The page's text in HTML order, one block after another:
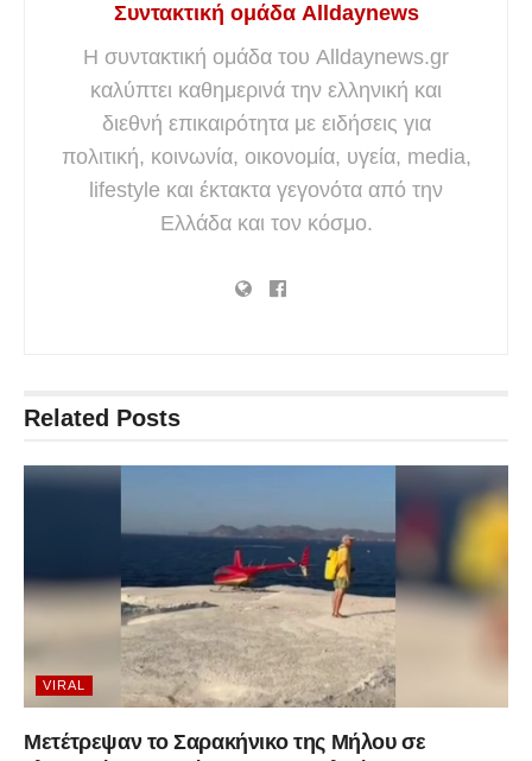
Συντακτική ομάδα Alldaynews
Η συντακτική ομάδα του Alldaynews.gr
καλύπτει καθημερινά την ελληνική και
διεθνή επικαιρότητα με ειδήσεις για
πολιτική, κοινωνία, οικονομία, υγεία, media,
lifestyle και έκτακτα γεγονότα από την
Ελλάδα και τον κόσμο.
Related Posts
VIRAL
Μετέτρεψαν το Σαρακήνικο της Μήλου σε